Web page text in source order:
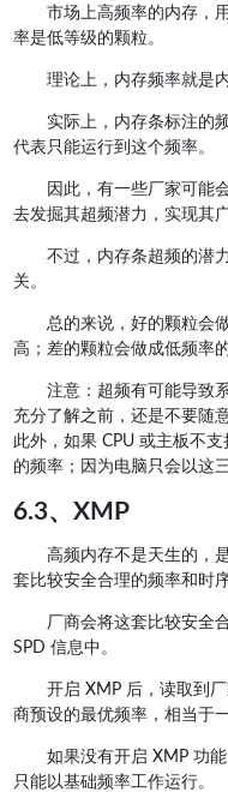
市场上高频率的内存，
率是低等级的颗粒。
理论上，内存频率就是
实际上，内存条标注的
代表只能运行到这个频率。
因此，有一些厂家可能
去发掘其超频潜力，实现其
不过，内存条超频的潜
关。
总的来说，好的颗粒会
高；差的颗粒会做成低频率
注意：超频有可能导致
充分了解之前，还是不要随意
此外，如果 CPU 或主板不
的频率；因为电脑只会以这
6.3、XMP
高频内存不是天生的，
套比较安全合理的频率和时序
厂商会将这套比较安全
SPD 信息中。
开启 XMP 后，读取到
商预设的最优频率，相当于
如果没有开启 XMP 功
只能以基础频率工作运行。